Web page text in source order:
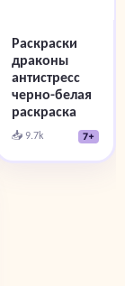
Раскраски
драконы
антистресс
черно-белая
раскраска
📥 9.7k 7+